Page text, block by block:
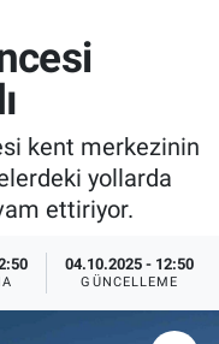
kent merkezinin
yollarda
ettiriyor.
04.10.2025 - 12:50
GÜNCELLEME